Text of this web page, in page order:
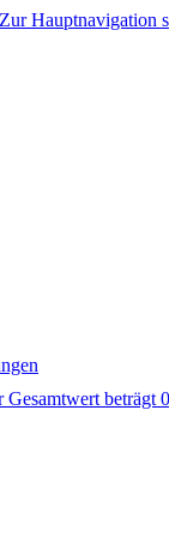
Zur Hauptnavigation
beträgt